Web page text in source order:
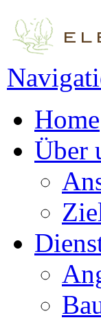
Home
Über